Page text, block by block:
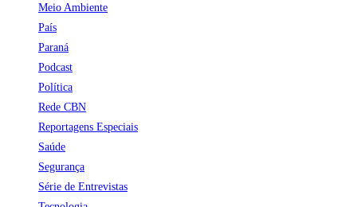
Meio Ambiente
País
Paraná
Podcast
Política
Rede CBN
Reportagens Especiais
Saúde
Segurança
Série de Entrevistas